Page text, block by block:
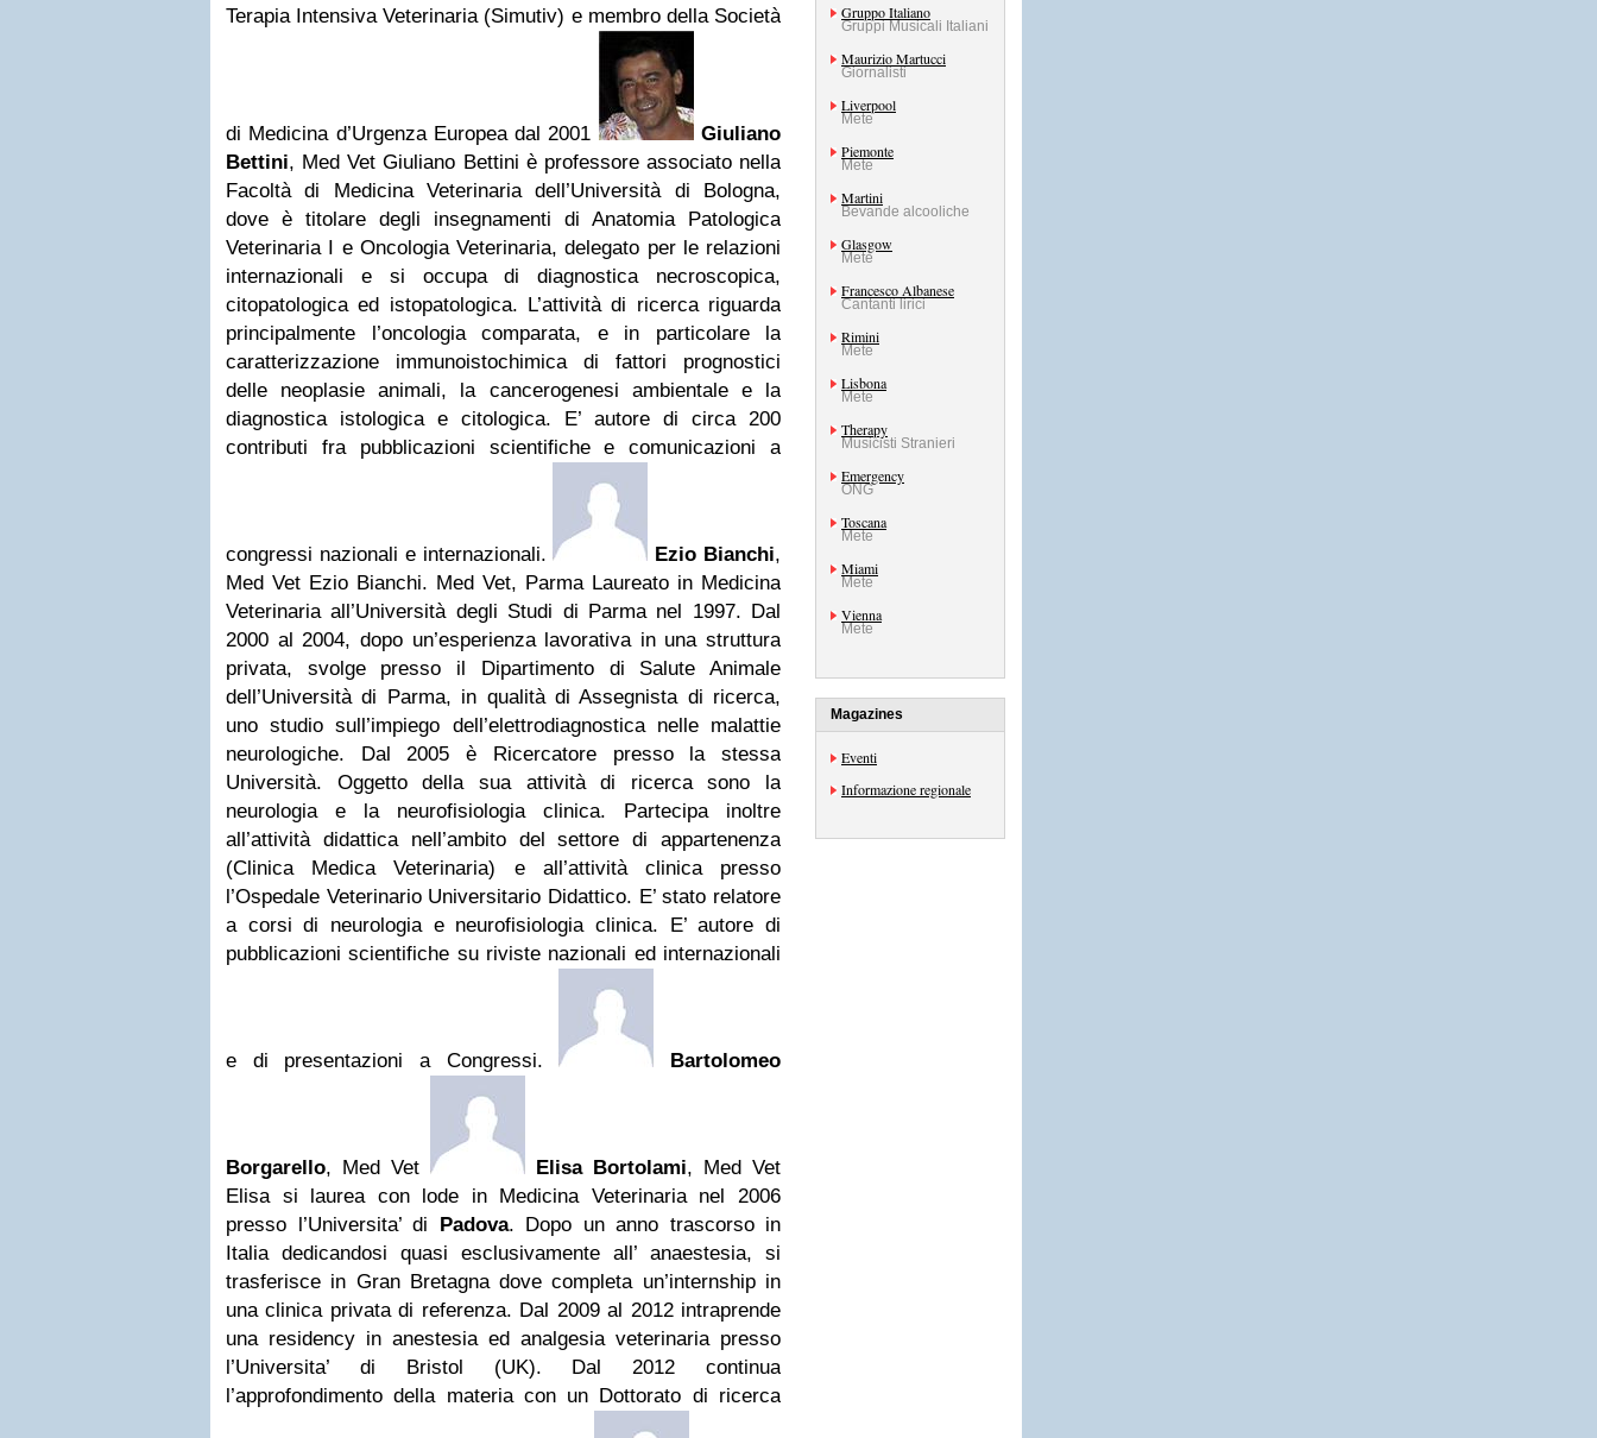
Terapia Intensiva Veterinaria (Simutiv) e membro della Società
di Medicina d’Urgenza Europea dal 2001
Giuliano
Bettini, Med Vet Giuliano Bettini è professore associato nella
Facoltà di Medicina Veterinaria dell’Università di Bologna,
dove è titolare degli insegnamenti di Anatomia Patologica
Veterinaria I e Oncologia Veterinaria, delegato per le relazioni
internazionali e si occupa di diagnostica necroscopica,
citopatologica ed istopatologica. L’attività di ricerca riguarda
principalmente l’oncologia comparata, e in particolare la
caratterizzazione immunoistochimica di fattori prognostici
delle neoplasie animali, la cancerogenesi ambientale e la
diagnostica istologica e citologica. E’ autore di circa 200
contributi fra pubblicazioni scientifiche e comunicazioni a
congressi nazionali e internazionali. Ezio Bianchi,
Med Vet Ezio Bianchi. Med Vet, Parma Laureato in Medicina
Veterinaria all’Università degli Studi di Parma nel 1997. Dal
2000 al 2004, dopo un’esperienza lavorativa in una struttura
privata, svolge presso il Dipartimento di Salute Animale
dell’Università di Parma, in qualità di Assegnista di ricerca,
uno studio sull’impiego dell’elettrodiagnostica nelle malattie
neurologiche. Dal 2005 è Ricercatore presso la stessa
Università. Oggetto della sua attività di ricerca sono la
neurologia e la neurofisiologia clinica. Partecipa inoltre
all’attività didattica nell’ambito del settore di appartenenza
(Clinica Medica Veterinaria) e all’attività clinica presso
l’Ospedale Veterinario Universitario Didattico. E’ stato relatore
a corsi di neurologia e neurofisiologia clinica. E’ autore di
pubblicazioni scientifiche su riviste nazionali ed internazionali
e di presentazioni a Congressi. Bartolomeo
Borgarello, Med Vet ElisaBortolami, Med Vet
Elisa si laurea con lode in Medicina Veterinaria nel 2006
presso l’Universita’ di Padova. Dopo un anno trascorso in
Italia dedicandosi quasi esclusivamente all’ anaestesia, si
trasferisce in Gran Bretagna dove completa un’internship in
una clinica privata di referenza. Dal 2009 al 2012 intraprende
una residency in anestesia ed analgesia veterinaria presso
l’Universita’ di Bristol (UK). Dal 2012 continua
l’approfondimento della materia con un Dottorato di ricerca
Gruppo Italiano
Gruppi Musicali Italiani
Maurizio Martucci
Giornalisti
Liverpool
Mete
Piemonte
Mete
Martini
Bevande alcooliche
Glasgow
Mete
Francesco Albanese
Cantanti lirici
Rimini
Mete
Lisbona
Mete
Therapy
Musicisti Stranieri
Emergency
ONG
Toscana
Mete
Miami
Mete
Vienna
Mete
Magazines
Eventi
Informazione regionale